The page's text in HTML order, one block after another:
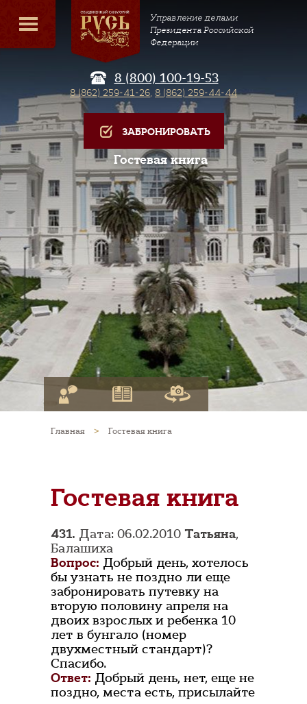
Управление делами
Президента Российской
Федерации
8 (800) 100-19-53
8 (862) 259-41-26, 8 (862) 259-44-44
ЗАБРОНИРОВАТЬ
Гостевая книга
Главная > Гостевая книга
Гостевая книга
431. Дата: 06.02.2010 Татьяна,
Балашиха
Вопрос: Добрый день, хотелось
бы узнать не поздно ли еще
забронировать путевку на
вторую половину апреля на
двоих взрослых и ребенка 10
лет в бунгало (номер
двухместный стандарт)?
Спасибо.
Ответ: Добрый день, нет, еще не
поздно, места есть, присылайте